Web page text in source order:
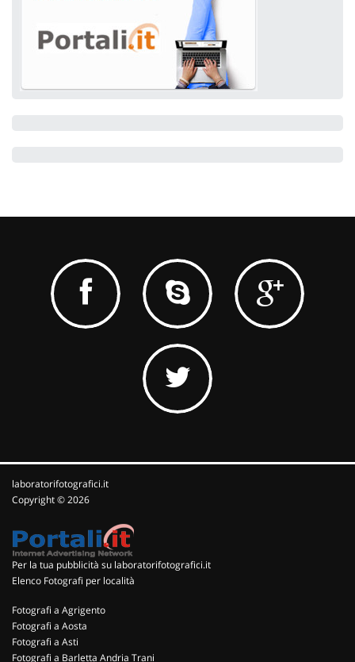
laboratorifotografici.it
Copyright © 2026
Per la tua pubblicità su laboratorifotografici.it
Elenco Fotografi per località
Fotografi a Agrigento
Fotografi a Aosta
Fotografi a Asti
Fotografi a Barletta Andria Trani